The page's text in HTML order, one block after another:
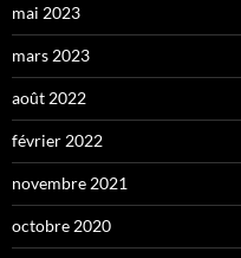
mai 2023
mars 2023
août 2022
février 2022
novembre 2021
octobre 2020